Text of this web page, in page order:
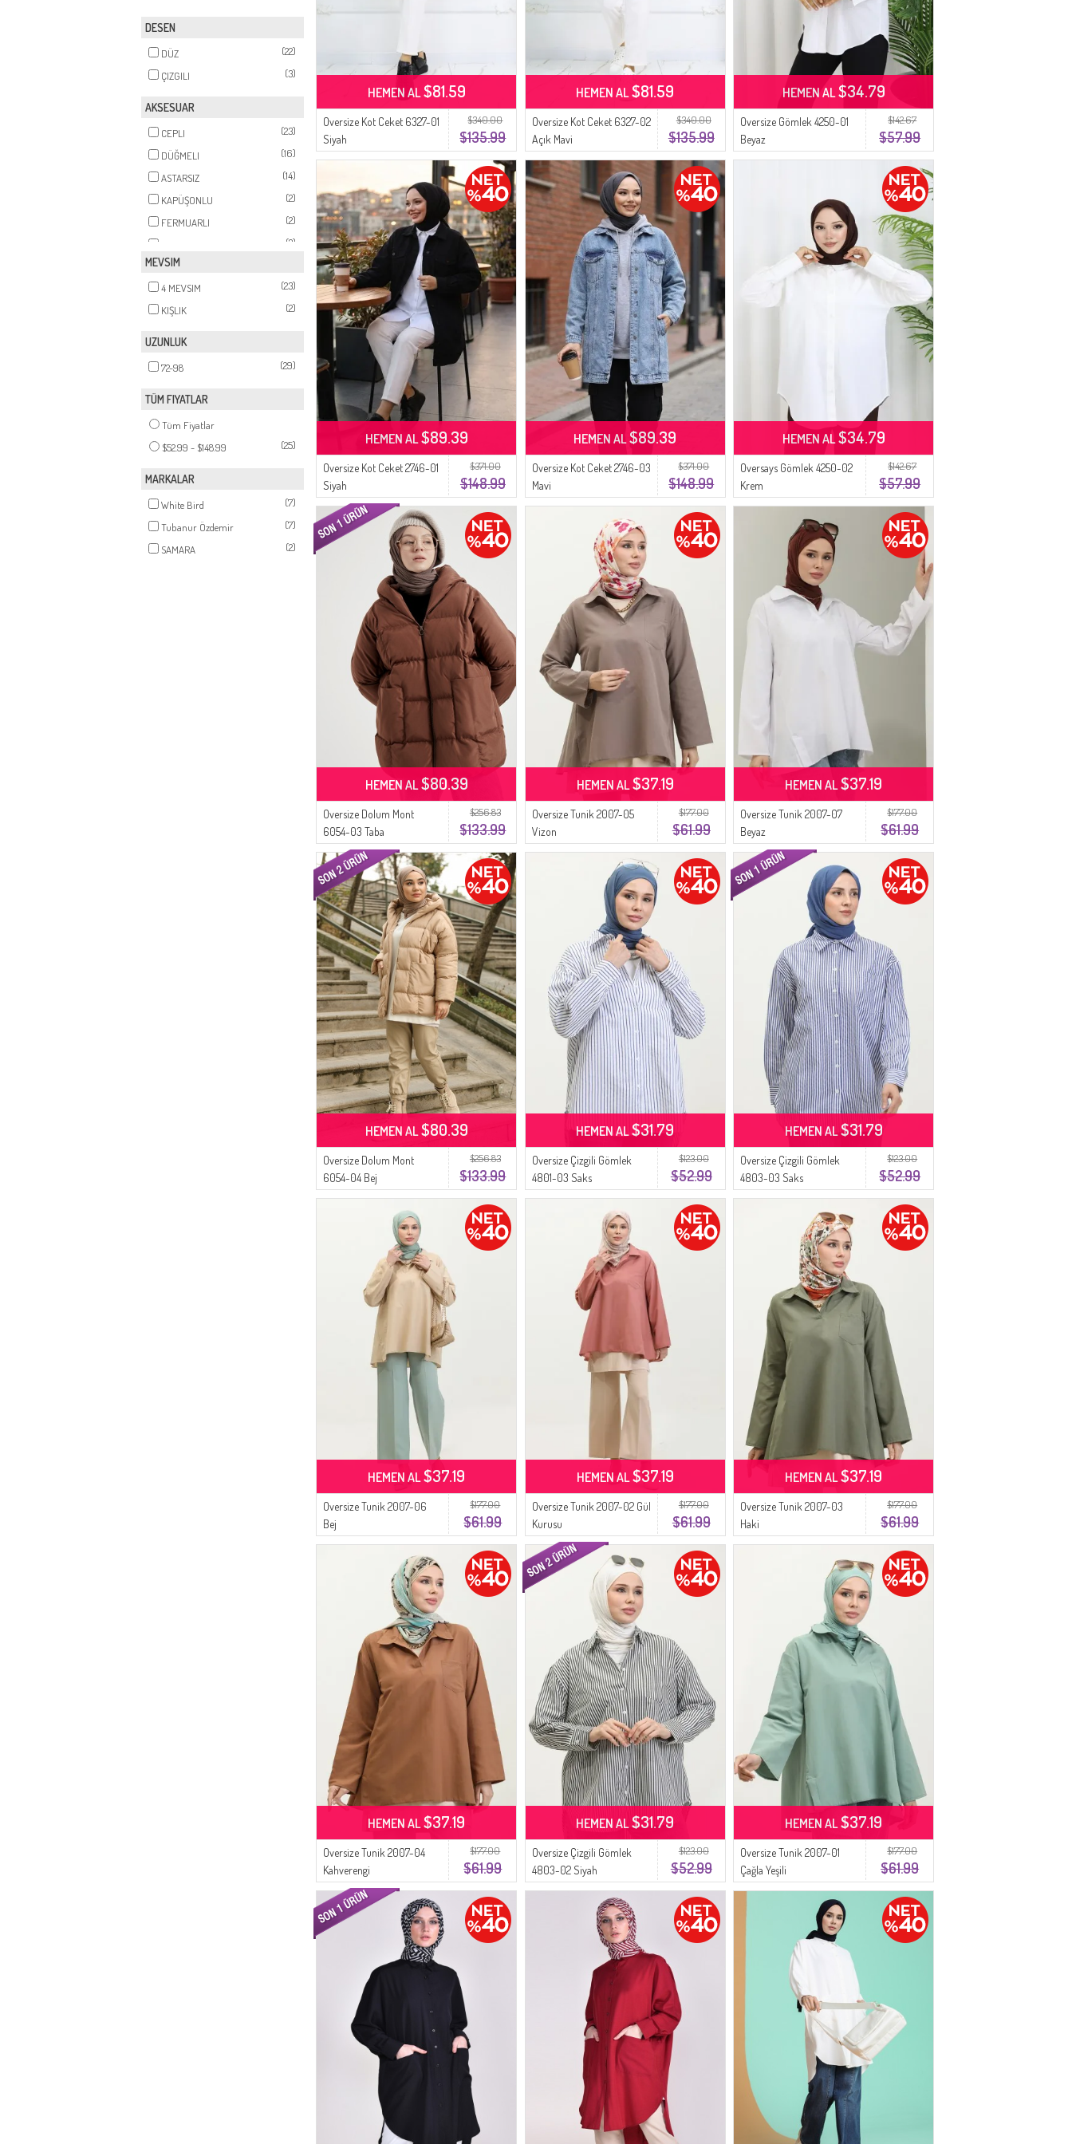
DESEN
DÜZ
(22)
ÇIZGILI
(3)
AKSESUAR
CEPLI
(23)
DÜĞMELI
(16)
ASTARSIZ
(14)
KAPÜŞONLU
(2)
FERMUARLI
(2)
(2)
MEVSIM
4 MEVSIM
(23)
KIŞLIK
(2)
UZUNLUK
72-98 (29)
TÜM FIYATLAR
Tüm Fiyatlar
$52.99 - $148.99
(25)
MARKALAR
White Bird
(7)
Tubanur Özdemir
(7)
SAMARA
(2)
$340.00
$135.99
Oversize Kot Ceket 6327-01
Siyah
HEMEN AL$81.59
$340.00
$135.99
Oversize Kot Ceket 6327-02
Açık Mavi
HEMEN AL$81.59
$142.67
$57.99
Oversize Gömlek 4250-01
Beyaz
HEMEN AL$34.79
$371.00
$148.99
Oversize Kot Ceket 2746-01
Siyah
HEMEN AL$89.39
$371.00
$148.99
Oversize Kot Ceket 2746-03
Mavi
HEMEN AL$89.39
$142.67
$57.99
Oversays Gömlek 4250-02
Krem
HEMEN AL$34.79
$256.83
$133.99
Oversize Dolum Mont
6054-03 Taba
HEMEN AL$80.39
$177.00
$61.99
Oversize Tunik 2007-05
Vizon
HEMEN AL$37.19
$177.00
$61.99
Oversize Tunik 2007-07
Beyaz
HEMEN AL$37.19
$256.83
$133.99
Oversize Dolum Mont
6054-04 Bej
HEMEN AL$80.39
$123.00
$52.99
Oversize Çizgili Gömlek
4801-03 Saks
HEMEN AL$31.79
$123.00
$52.99
Oversize Çizgili Gömlek
4803-03 Saks
HEMEN AL$31.79
$177.00
$61.99
Oversize Tunik 2007-06
Bej
HEMEN AL$37.19
$177.00
$61.99
Oversize Tunik 2007-02 Gül
Kurusu
HEMEN AL$37.19
$177.00
$61.99
Oversize Tunik 2007-03
Haki
HEMEN AL$37.19
$177.00
$61.99
Oversize Tunik 2007-04
Kahverengi
HEMEN AL$37.19
$123.00
$52.99
Oversize Çizgili Gömlek
4803-02 Siyah
HEMEN AL$31.79
$177.00
$61.99
Oversize Tunik 2007-01
Çağla Yeşili
HEMEN AL$37.19